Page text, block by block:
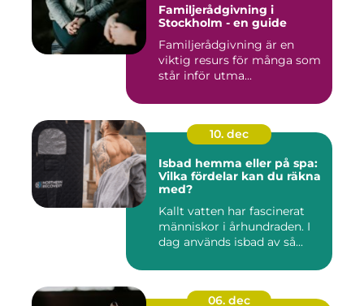
Familjerådgivning i
Stockholm - en guide
Familjerådgivning är en
viktig resurs för många som
står inför utma...
10. dec
Isbad hemma eller på spa:
Vilka fördelar kan du räkna
med?
Kallt vatten har fascinerat
människor i århundraden. I
dag används isbad av så...
06. dec